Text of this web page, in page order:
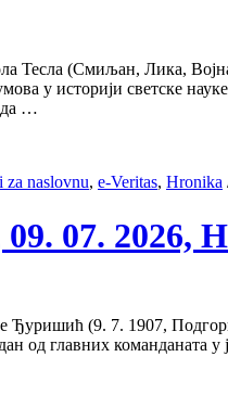
Тесла (Смиљан, Лика,
у историји светске
…
za naslovnu, e-Veritas, Hronika
09. 07. 2026,
Ђуришић (9. 7. 1907,
од главних команданата